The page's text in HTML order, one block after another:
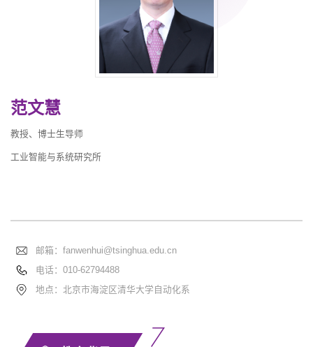
范文慧
教授、博士生导师
工业智能与系统研究所
邮箱： fanwenhui@tsinghua.edu.cn
电话： 010-62794488
地点：北京市海淀区清华大学自动化系